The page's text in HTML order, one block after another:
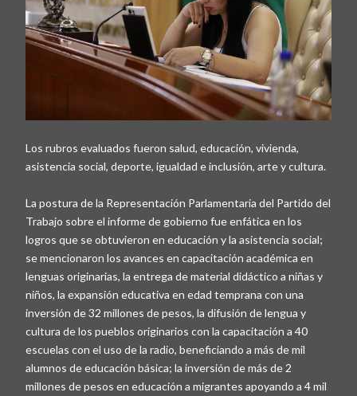
Los rubros evaluados fueron salud, educación, vivienda,
asistencia social, deporte, igualdad e inclusión, arte y cultura.
La postura de la Representación Parlamentaria del Partido del
Trabajo sobre el informe de gobierno fue enfática en los
logros que se obtuvieron en educación y la asistencia social;
se mencionaron los avances en capacitación académica en
lenguas originarias, la entrega de material didáctico a niñas y
niños, la expansión educativa en edad temprana con una
inversión de 32 millones de pesos, la difusión de lengua y
cultura de los pueblos originarios con la capacitación a 40
escuelas con el uso de la radio, beneficiando a más de mil
alumnos de educación básica; la inversión de más de 2
millones de pesos en educación a migrantes apoyando a 4 mil